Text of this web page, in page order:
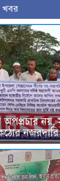
খবর
অপপ্রচার নয়,
নজরদারি